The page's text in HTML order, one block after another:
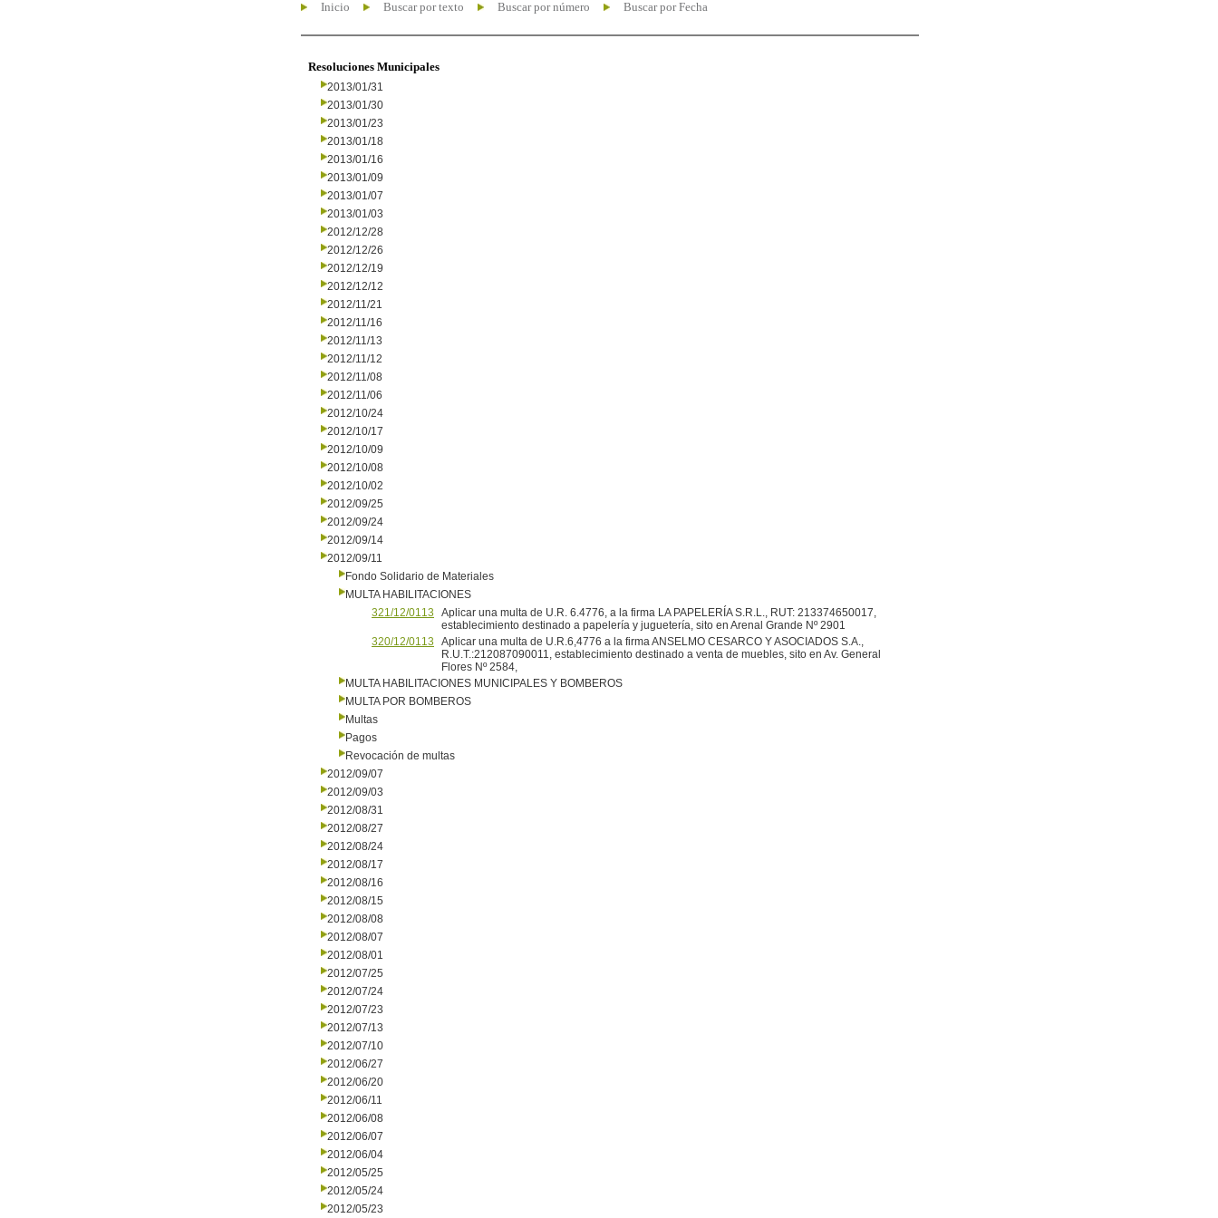
Inicio Buscar por texto Buscar por número Buscar por Fecha
Resoluciones Municipales
2013/01/31
2013/01/30
2013/01/23
2013/01/18
2013/01/16
2013/01/09
2013/01/07
2013/01/03
2012/12/28
2012/12/26
2012/12/19
2012/12/12
2012/11/21
2012/11/16
2012/11/13
2012/11/12
2012/11/08
2012/11/06
2012/10/24
2012/10/17
2012/10/09
2012/10/08
2012/10/02
2012/09/25
2012/09/24
2012/09/14
2012/09/11
Fondo Solidario de Materiales
MULTA HABILITACIONES
321/12/0113
Aplicar una multa de U.R. 6.4776, a la firma LA PAPELERÍA S.R.L., RUT: 213374650017,
establecimiento destinado a papelería y juguetería, sito en Arenal Grande Nº 2901
320/12/0113
Aplicar una multa de U.R.6,4776 a la firma ANSELMO CESARCO Y ASOCIADOS S.A.,
R.U.T.:212087090011, establecimiento destinado a venta de muebles, sito en Av. General
Flores Nº 2584,
MULTA HABILITACIONES MUNICIPALES Y BOMBEROS
MULTA POR BOMBEROS
Multas
Pagos
Revocación de multas
2012/09/07
2012/09/03
2012/08/31
2012/08/27
2012/08/24
2012/08/17
2012/08/16
2012/08/15
2012/08/08
2012/08/07
2012/08/01
2012/07/25
2012/07/24
2012/07/23
2012/07/13
2012/07/10
2012/06/27
2012/06/20
2012/06/11
2012/06/08
2012/06/07
2012/06/04
2012/05/25
2012/05/24
2012/05/23